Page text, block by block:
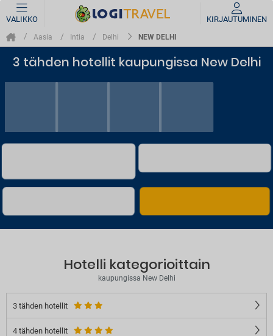
VALIKKO KIRJAUTUMINEN
Aasia Intia Delhi NEW DELHI
3 tähden hotellit kaupungissa New Delhi
Hotelli kategorioittain
kaupungissa New Delhi
3 tähden hotellit
4 tähden hotellit